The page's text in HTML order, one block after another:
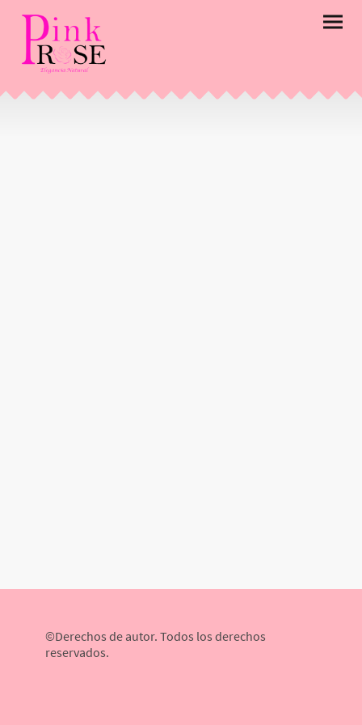
©Derechos de autor. Todos los derechos
reservados.